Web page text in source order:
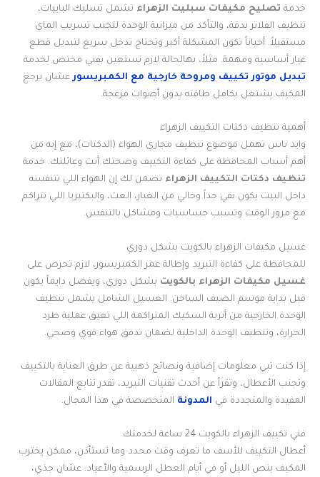
خدمة تصليح مكيفات سبليت الزهراء تشمل تسليك البايبات،
تنظيف الفلاتر بدقة، والتأكد من ميزانية الوحدة لتجنب تسريب الماي
مستقبلاً. أحياناً تكون المشكلة أكبر وتحتاج تدخل سريع لتبديل قطع
غيار أساسية ومهمة. مثلاً، بهالحالة لازم تستعين بفني مختص لخدمة
تبديل موتور تكييف ومروحة خارجية مع الكمبريسورعشان يرجع
المكيف يشتغل بكامل طاقته بدون أصوات مزعجة.
أهمية تنظيف دكتات التكييف الزهراء
وايد ناس تهمل موضوع تنظيف مجاري الهواء (الدكتات)، مع إنه من
أهم أسباب المحافظة على كفاءة التكييف وصحتك أنت وعائلتك. خدمة
تنظيف دكتات التكييف الزهراء تضمن لك إن الهواء اللي تتنفسه
داخل البيت يكون نقي جداً وخالي من الغبار، العث، والبكتيريا اللي تتراكم
مع مرور الوقت وتسبب حساسيات ومشاكل بالتنفس.
غسيل مكيفات الزهراء بالكويت بشكل دوري
للمحافظة على كفاءة التبريد وإطالة عمر الكمبريسور، لازم تحرص على
غسيل مكيفات الزهراء بالكويت بشكل دوري، ويفضل دايماً يكون
قبل بداية موسم الصيف الساخن. الغسيل الشامل يشمل تنظيف
الوحدة الخارجية من أتربة السكيك المتراكمة اللي تعيق عملية طرد
الحرارة، وتنظيف الوحدة الداخلية لضمان تدفق هواء قوي وصحي.
إذا كنت تبي معلومات إضافية ونصائح ذهبية عن طرق العناية بالتكييف
وتجنب الأعطال، وتقرأ عن أحدث تقنيات التبريد، تقدر تتابع المقالات
المفيدة والمتجددة في المدونة المتخصصة في هذا المجال.
فني تكييف الزهراء بالكويت 24 ساعة لخدمتك
أعطال التكييف للأسف ما تعرف وقت محدد وما تستأذن، ممكن يخترب
المكيف بنص الليل أو في أيام العطل الرسمية والأعياد. عشان جذي،